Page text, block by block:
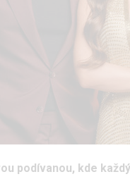
podívanou, kde